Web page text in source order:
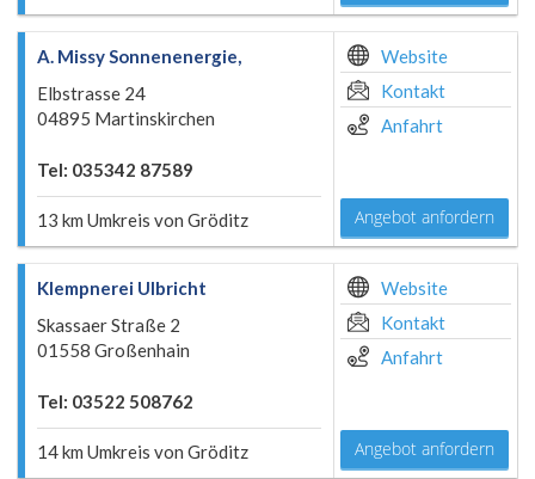
A. Missy Sonnenenergie,
Elbstrasse 24
04895 Martinskirchen
Tel: 035342 87589
13 km Umkreis von Gröditz
Website
Kontakt
Anfahrt
Angebot anfordern
Klempnerei Ulbricht
Skassaer Straße 2
01558 Großenhain
Tel: 03522 508762
14 km Umkreis von Gröditz
Website
Kontakt
Anfahrt
Angebot anfordern